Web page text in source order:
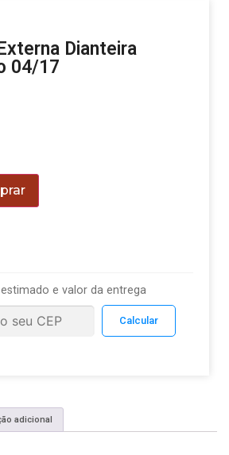
Dianteira
04/17
e valor da entrega
adicional